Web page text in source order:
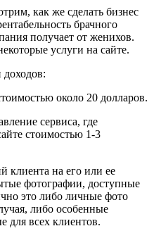
как же сделать бизнес
брачного
получает от женихов.
услуги на сайте.
доходов:
около 20 долларов.
сервиса, где
стоимостью 1-3
клиента на его или ее
фотографии, доступные
это либо личные фото
либо особенные
для всех клиентов.